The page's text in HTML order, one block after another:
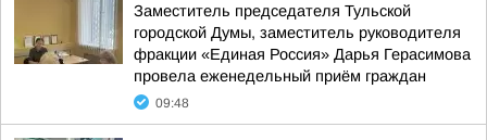
Заместитель председателя Тульской
городской Думы, заместитель руководителя
фракции «Единая Россия» Дарья Герасимова
провела еженедельный приём граждан
09:48